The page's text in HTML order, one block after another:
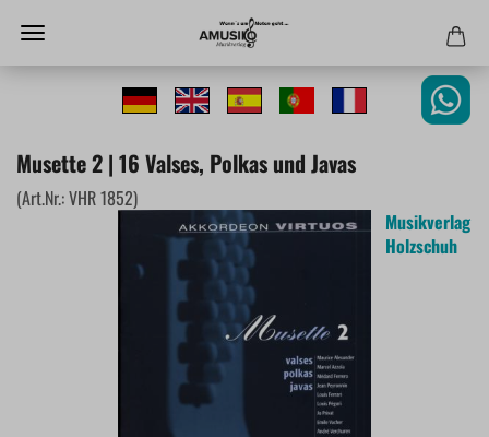
Musette 2 | 16 Valses, Polkas und Javas
(Art.Nr.:VHR 1852)
Musikverlag
Holzschuh